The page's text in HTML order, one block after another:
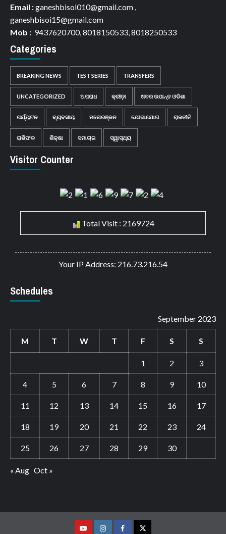
Email :ganeshbisoi010@gmail.com ,
ganeshbisoi15@gmail.com
Mob : 9437620700, 8018150533, 8018250533
Categories
BREAKING NEWS TEST SERIES TRANSFERS
UNCATEGORIZED ଅପରାଧ କ୍ରୀଡ଼ା ଖବର ଉପାନ୍ତ ଓଡିଶା
ପର୍ଯ୍ୟଟନ ବ୍ୟବସାୟ ମନୋରଞ୍ଜନ ଯୋଗାଯୋଗ ରାଜନୀତି
ରାଶିଫଳ ଶିକ୍ଷା ସମାଚାର ସ୍ୱାସ୍ଥ୍ୟ
Visitor Counter
Total Visit : 2169724
Your IP Address: 216.73.216.54
Schedules
September 2023
M T W T F S S
1 2 3
4 5 6 7 8 9 10
11 12 13 14 15 16 17
18 19 20 21 22 23 24
25 26 27 28 29 30
« Aug Oct »